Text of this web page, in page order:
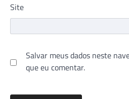
Site
Salvar meus dados neste
que eu comentar.